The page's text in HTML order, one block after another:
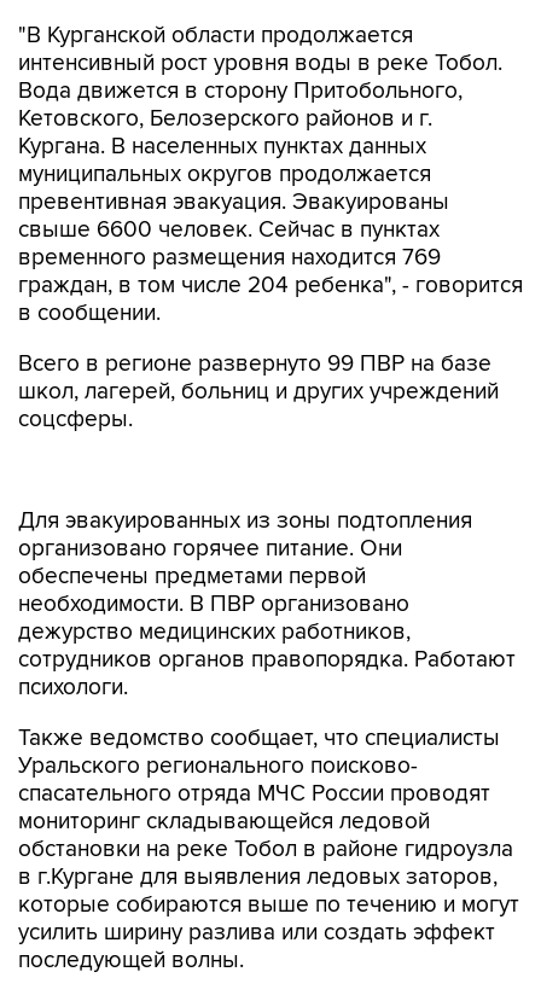
"В Курганской области продолжается
интенсивный рост уровня воды в реке Тобол.
Вода движется в сторону Притобольного,
Кетовского, Белозерского районов и г.
Кургана. В населенных пунктах данных
муниципальных округов продолжается
превентивная эвакуация. Эвакуированы
свыше 6600 человек. Сейчас в пунктах
временного размещения находится 769
граждан, в том числе 204 ребенка", - говорится
в сообщении.
Всего в регионе развернуто 99 ПВР на базе
школ, лагерей, больниц и других учреждений
соцсферы.
обеспечены предметами первой
необходимости. В ПВР организовано
дежурство медицинских работников,
сотрудников органов правопорядка. Работают
психологи.
Также ведомство сообщает, что специалисты
спасательного отряда МЧС России проводят
мониторинг складывающейся ледовой
обстановки на реке Тобол в районе гидроузла
в г.Кургане для выявления ледовых заторов,
которые собираются выше по течению и могут
усилить ширину разлива или создать эффект
последующей волны.
В Курганской области с 8 апреля введен